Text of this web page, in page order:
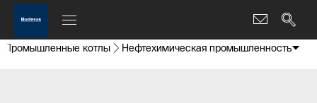
Промышленные котлы Нефтехимическая промышленность